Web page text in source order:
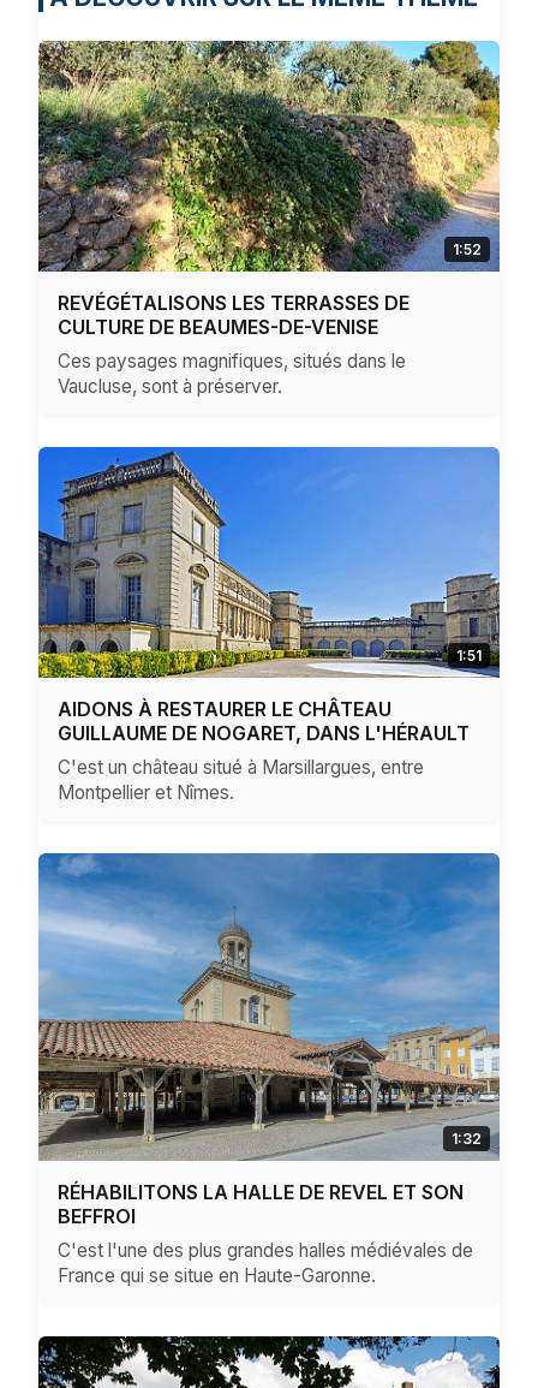
1:52
REVÉGÉTALISONS LES TERRASSES DE
CULTURE DE BEAUMES-DE-VENISE
Ces paysages magnifiques, situés dans le
Vaucluse, sont à préserver.
1:51
AIDONS À RESTAURER LE CHÂTEAU
GUILLAUME DE NOGARET, DANS L'HÉRAULT
C'est un château situé à Marsillargues, entre
Montpellier et Nîmes.
1:32
RÉHABILITONS LA HALLE DE REVEL ET SON
BEFFROI
C'est l'une des plus grandes halles médiévales de
France qui se situe en Haute-Garonne.